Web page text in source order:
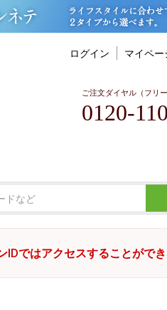
ログイン マイペー
ご注文ダイヤル（フリー
0120-
ではアクセスすることができ